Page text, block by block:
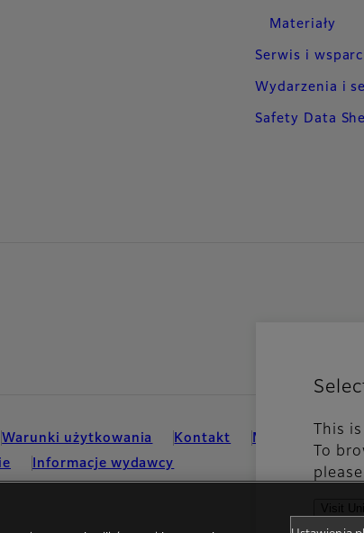
This
To
Visit
Materiały
Serwis i
Wydarzenia i
Safety Data
Warunki użytkowania Kontakt Media
Informacje wydawcy